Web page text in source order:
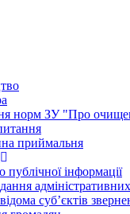
норм ЗУ "Про
приймальня
публічної інформації
суб’єктів